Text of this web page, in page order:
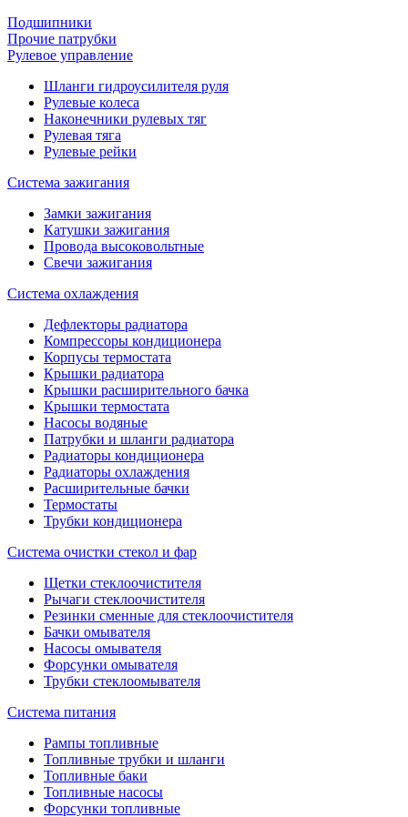
Подшипники
Прочие патрубки
Рулевое управление
Шланги гидроусилителя руля
Рулевые колеса
Наконечники рулевых тяг
Рулевая тяга
Рулевые рейки
Система зажигания
Замки зажигания
Катушки зажигания
Провода высоковольтные
Свечи зажигания
Система охлаждения
Дефлекторы радиатора
Компрессоры кондиционера
Корпусы термостата
Крышки радиатора
Крышки расширительного бачка
Крышки термостата
Насосы водяные
Патрубки и шланги радиатора
Радиаторы кондиционера
Радиаторы охлаждения
Расширительные бачки
Термостаты
Трубки кондиционера
Система очистки стекол и фар
Щетки стеклоочистителя
Рычаги стеклоочистителя
Резинки сменные для стеклоочистителя
Бачки омывателя
Насосы омывателя
Форсунки омывателя
Трубки стеклоомывателя
Система питания
Рампы топливные
Топливные трубки и шланги
Топливные баки
Топливные насосы
Форсунки топливные